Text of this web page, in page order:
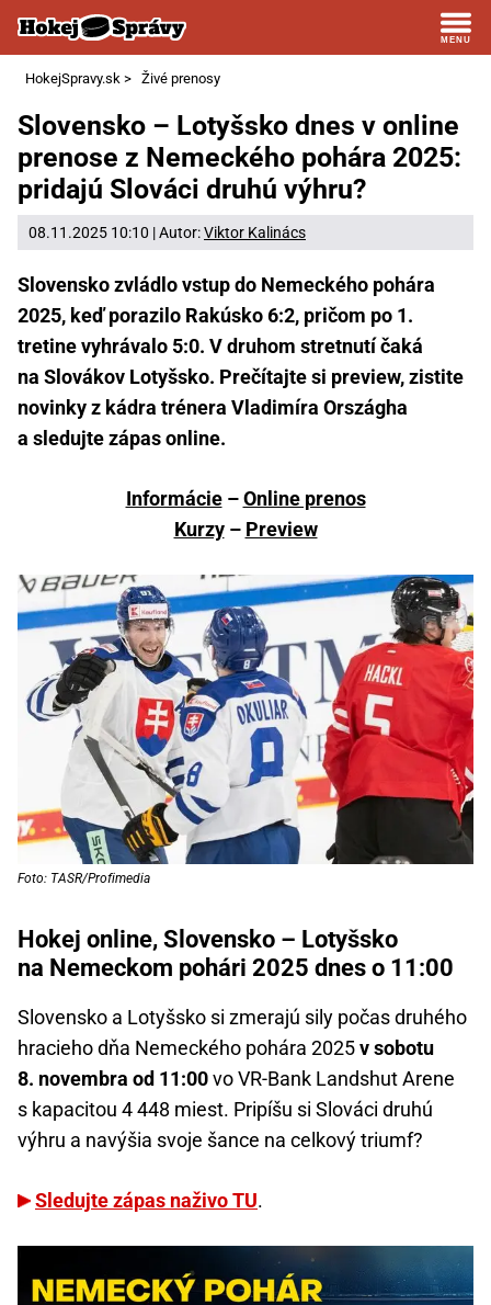
HokejSpravy.sk > Živé prenosy
Slovensko – Lotyšsko dnes v online
prenose z Nemeckého pohára 2025:
pridajú Slováci druhú výhru?
08.11.2025 10:10 | Autor:Viktor Kalinács
Slovensko zvládlo vstup do Nemeckého pohára
2025, keď porazilo Rakúsko 6:2, pričom po 1.
tretine vyhrávalo 5:0. V druhom stretnutí čaká
na Slovákov Lotyšsko. Prečítajte si preview, zistite
novinky z kádra trénera Vladimíra Országha
a sledujte zápas online.
Informácie–Online prenos
Kurzy– Preview
Foto: TASR/Profimedia
Hokej online, Slovensko – Lotyšsko
na Nemeckom pohári 2025 dnes o 11:00
Slovensko a Lotyšsko si zmerajú sily počas druhého
hracieho dňa Nemeckého pohára 2025v sobotu
8. novembra od 11:00vo VR-Bank Landshut Arene
s kapacitou 4 448 miest. Pripíšu si Slováci druhú
výhru a navýšia svoje šance na celkový triumf?
Sledujte zápas naživo TU.